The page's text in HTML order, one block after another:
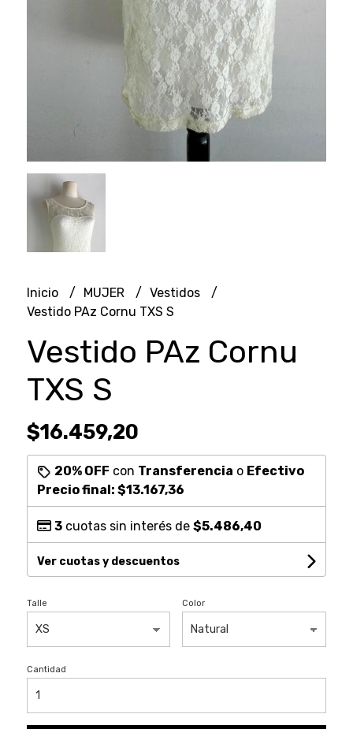
Inicio MUJER
Vestidos
Vestido PAz Cornu TXS S
Vestido PAz Cornu
TXS S
$16.459,20
20% OFF con Transferencia o Efectivo
Precio final: $13.167,36
3cuotas sin interés de $5.486,40
Ver cuotas y descuentos
Talle Color
Cantidad